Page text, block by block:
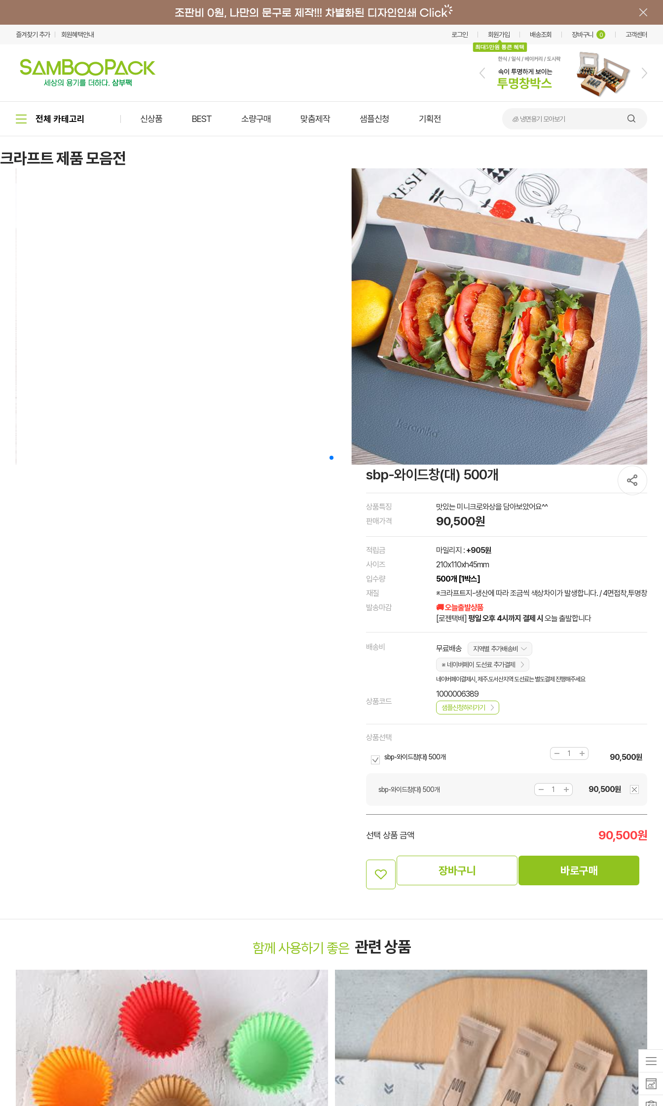
즐겨찾기 추가 회원혜택안내 로그인 회원가입
최대5만원 통큰 혜택
배송조회 장바구니 0 고객센터
신상품 BEST 소량구매 맞춤제작 샘플신청 기획전 🧊 냉면용기 모아보기
크라프트 제품 모음전
sbp-와이드창(대) 500개
상품특징
맛있는 미니크로와상을 담아보았어요^^
판매가격
90,500원
적립금 마일리지 : +905원
사이즈
210x110xh45mm
입수량
500개 [1박스]
재질
※크라프트지-생산에 따라 조금씩 색상차이가 발생합니다. / 4면접착,투명창
발송마감
🚚 오늘출발상품
[로젠택배] 평일 오후 4시까지 결제 시 오늘 출발합니다
배송비 무료배송
지역별 추가배송비
※ 네이버페이 도선료 추가결제
네이버페이결제시, 제주.도서산지역 도선료는 별도결제 진행해주세요
상품코드
1000006389
샘플신청하러가기
상품선택
sbp-와이드창(대) 500개 90,500원
sbp-와이드창(대) 500개 90,500원
선택 상품 금액 90,500원
장바구니 바로구매
함께 사용하기 좋은 관련 상품